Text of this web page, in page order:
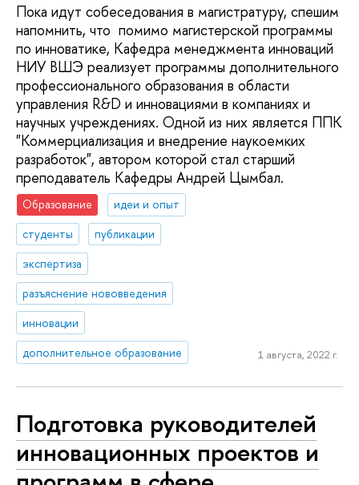
Пока идут собеседования в магистратуру, спешим
напомнить, что помимо магистерской программы
по инноватике, Кафедра менеджмента инноваций
НИУ ВШЭ реализует программы дополнительного
профессионального образования в области
управления R&D и инновациями в компаниях и
научных учреждениях. Одной из них является ППК
"Коммерциализация и внедрение наукоемких
разработок", автором которой стал старший
преподаватель Кафедры Андрей Цымбал.
Образование
идеи и опыт
студенты
публикации
экспертиза
разъяснение нововведения
инновации
дополнительное образование
1 августа, 2022 г.
Подготовка руководителей
инновационных проектов и